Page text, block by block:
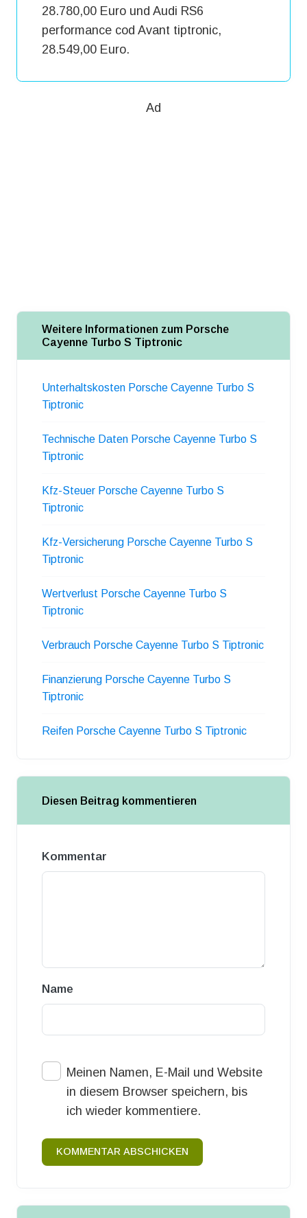
28.780,00 Euro und Audi RS6
performance cod Avant tiptronic,
28.549,00 Euro.
Ad
Weitere Informationen zum Porsche
Cayenne Turbo S Tiptronic
Unterhaltskosten Porsche Cayenne Turbo S
Tiptronic
Technische Daten Porsche Cayenne Turbo S
Tiptronic
Kfz-Steuer Porsche Cayenne Turbo S
Tiptronic
Kfz-Versicherung Porsche Cayenne Turbo S
Tiptronic
Wertverlust Porsche Cayenne Turbo S
Tiptronic
Verbrauch Porsche Cayenne Turbo S Tiptronic
Finanzierung Porsche Cayenne Turbo S
Tiptronic
Reifen Porsche Cayenne Turbo S Tiptronic
Diesen Beitrag kommentieren
Kommentar
Name
Meinen Namen, E-Mail und Website
in diesem Browser speichern, bis
ich wieder kommentiere.
KOMMENTAR ABSCHICKEN